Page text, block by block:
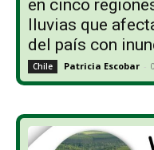
en cinco
lluvias que
del país con
Chile Patricia Escobar -